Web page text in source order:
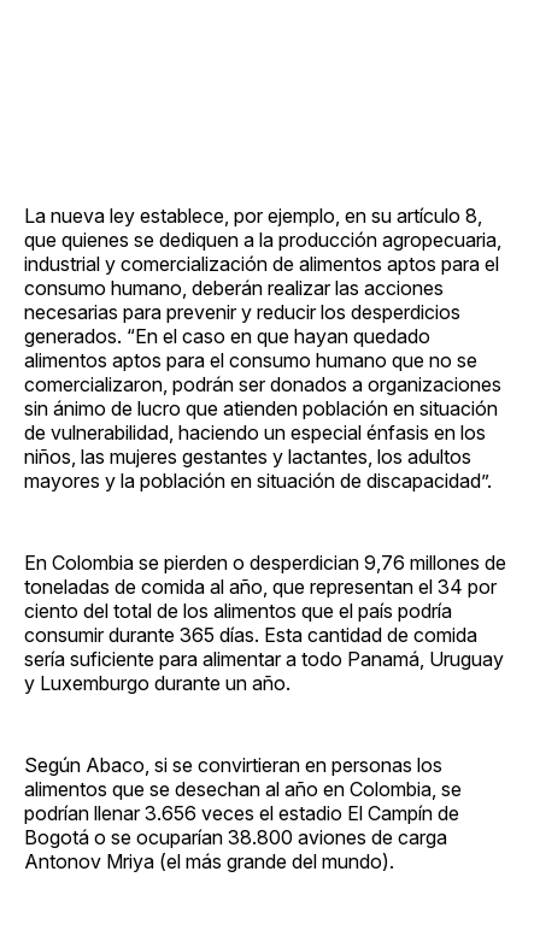
La nueva ley establece, por ejemplo, en su artículo 8,
que quienes se dediquen a la producción agropecuaria,
industrial y comercialización de alimentos aptos para el
consumo humano, deberán realizar las acciones
necesarias para prevenir y reducir los desperdicios
generados. “En el caso en que hayan quedado
alimentos aptos para el consumo humano que no se
comercializaron, podrán ser donados a organizaciones
sin ánimo de lucro que atienden población en situación
de vulnerabilidad, haciendo un especial énfasis en los
niños, las mujeres gestantes y lactantes, los adultos
mayores y la población en situación de discapacidad”.
En Colombia se pierden o desperdician 9,76 millones de
toneladas de comida al año, que representan el 34 por
ciento del total de los alimentos que el país podría
consumir durante 365 días. Esta cantidad de comida
sería suficiente para alimentar a todo Panamá, Uruguay
y Luxemburgo durante un año.
Según Abaco, si se convirtieran en personas los
alimentos que se desechan al año en Colombia, se
podrían llenar 3.656 veces el estadio El Campín de
Bogotá o se ocuparían 38.800 aviones de carga
Antonov Mriya (el más grande del mundo).